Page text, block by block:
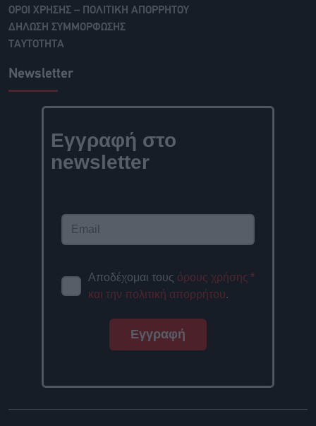
ΟΡΟΙ ΧΡΗΣΗΣ – ΠΟΛΙΤΙΚΗ ΑΠΟΡΡΗΤΟΥ
ΔΗΛΩΣΗ ΣΥΜΜΟΡΦΩΣΗΣ
ΤΑΥΤΟΤΗΤΑ
Newsletter
Εγγραφή στο
newsletter
Αποδέχομαι τους όρους χρήσης
και την πολιτική απορρήτου.
*
Εγγραφή